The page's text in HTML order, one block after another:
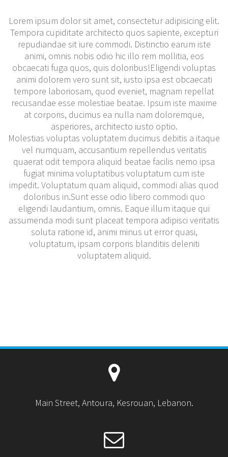
Lorem ipsum dolor sit amet, consectetur adipisicing elit.
Tempora cupiditate architecto quos sapiente, excepturi
repudiandae sit iure commodi. Distinctio earum iste
animi, omnis nobis odio hic illo rem mollitia, eos
obcaecati fuga quos, quis doloribus!Eligendi voluptas
animi dolorem vero sunt sit, iusto ipsa est obcaecati
tempore laboriosam, quod eveniet, magnam repellat
recusandae esse molestiae beatae. Ipsum iste maxime
at corporis, ducimus ea nulla nam doloremque,
asperiores, architecto iusto optio.
Molestias voluptas voluptatem ducimus debitis a itaque
vel numquam, accusantium repellendus veritatis
quaerat odit tempora aliquid beatae facilis nemo ipsa
fugiat minima voluptatibus voluptatum cum iste
impedit. Voluptatum quam aliquid, commodi alias quod
doloribus in.Sunt esse odio libero commodi quo
eligendi laudantium, omnis. Eaque illum itaque qui
assumenda modi sunt placeat tempora adipisci veritatis
soluta ratione id, animi minus ut error quasi,
voluptatum, ipsam corporis blanditiis deleniti
voluptatem aliquid.
Main Street, Antoura, Kesrouan, Lebanon.